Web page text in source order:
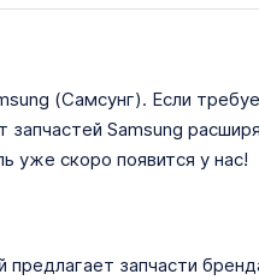
(Самсунг). Если
Samsung
уже скоро появится у нас!
запчасти